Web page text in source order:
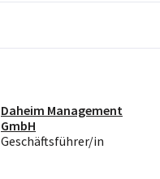
Daheim Management
GmbH
Geschäftsführer/in